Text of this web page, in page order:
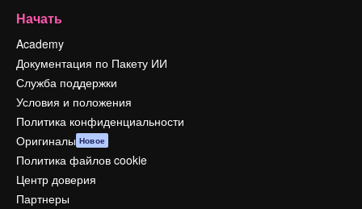
Начать
Academy
Документация по Пакету ИИ
Служба поддержки
Условия и положения
Политика конфиденциальности
Оригиналы Новое
Политика файлов cookie
Центр доверия
Партнеры